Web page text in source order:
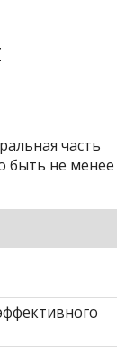
часть
быть не менее